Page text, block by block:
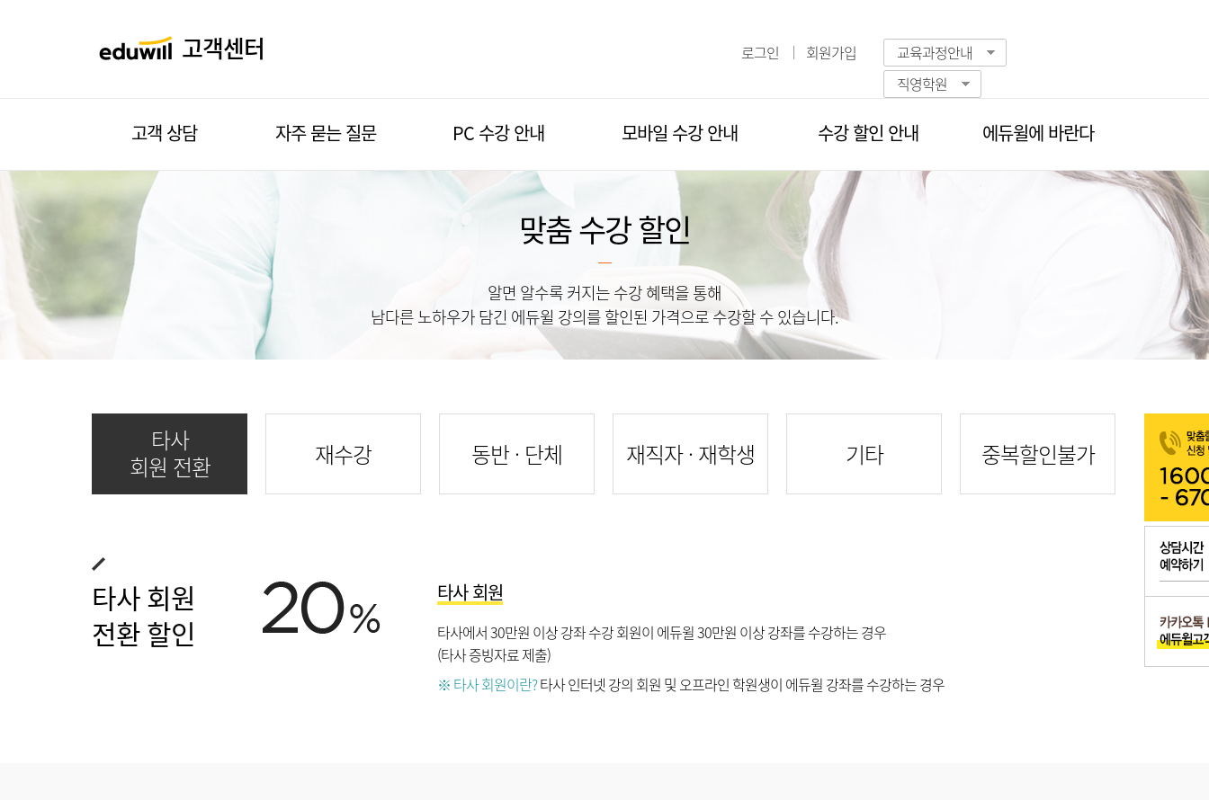
고객센터 로그인 회원가입
교육과정안내
직영학원
고객 상담
1:1 문의하기
수강상담신청
카톡 상담 서비스
자주 묻는 질문
기타
PC 수강 안내
PC 기술 지원
학습 프로그램 설치
모바일 수강 안내
모바일 앱
모바일 웹
수강 할인 안내
맞춤 수강 할인
수강/할인권 인증
에듀윌에 바란다
맞춤 수강 할인
알면 알수록 커지는 수강 혜택을 통해
남다른 노하우가 담긴 에듀윌 강의를 할인된 가격으로 수강할 수 있습니다.
타사
회원 전환
재수강 동반 · 단체 재직자 · 재학생 기타 중복할인불가
타사 회원
전환 할인
타사 회원
타사에서 30만원 이상 강좌 수강 회원이 에듀윌 30만원 이상 강좌를 수강하는 경우
(타사 증빙자료 제출)
※ 타사 회원이란?타사 인터넷 강의 회원 및 오프라인 학원생이 에듀윌 강좌를 수강하는 경우